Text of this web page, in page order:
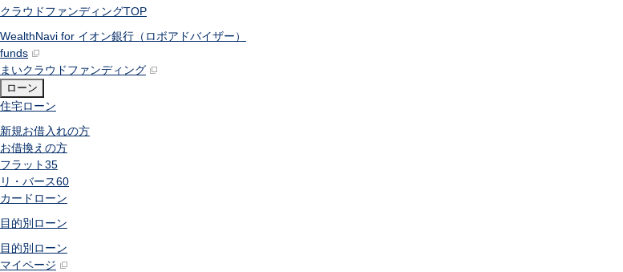
クラウドファンディングTOP
WealthNavi for イオン銀行（ロボアドバイザー）
funds
まいクラウドファンディング
ローン
住宅ローン
新規お借入れの方
お借換えの方
フラット35
リ・バース60
カードローン
目的別ローン
目的別ローン
マイページ